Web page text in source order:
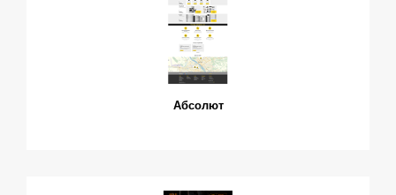
Абсолют